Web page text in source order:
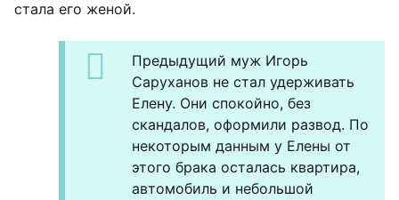
стала его женой.
Предыдущий муж Игорь
Саруханов не стал удерживать
Елену. Они спокойно, без
скандалов, оформили развод. По
некоторым данным у Елены от
этого брака осталась квартира,
автомобиль и небольшой